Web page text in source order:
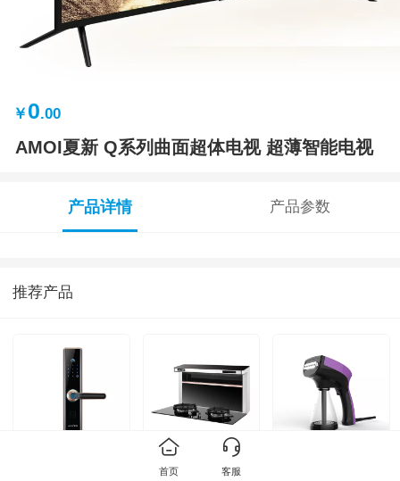
￥ 0.00
AMOI夏新 Q系列曲面超体电视 超薄智能电视
产品详情 产品参数
推荐产品
AMOI夏新 集成灶
首页 客服